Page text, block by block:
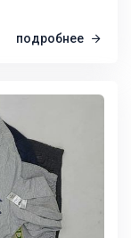
подробнее